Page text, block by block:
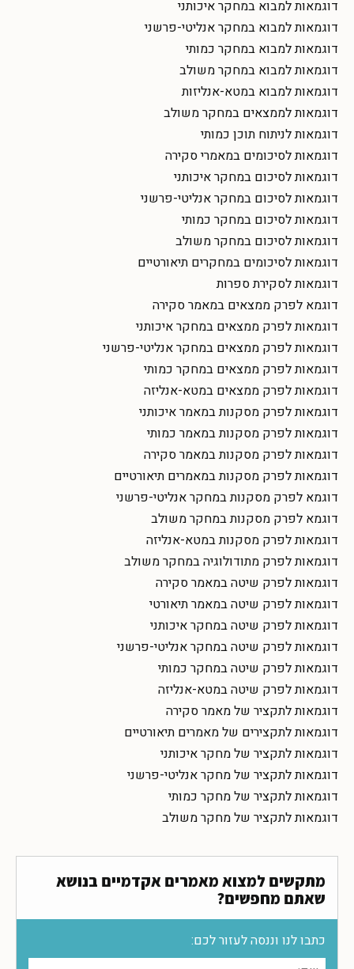
דוגמאות למבוא במחקר איכותני
דוגמאות למבוא במחקר אנליטי-פרשני
דוגמאות למבוא במחקר כמותי
דוגמאות למבוא במחקר משולב
דוגמאות למבוא במטא-אנליזות
דוגמאות לממצאים במחקר משולב
דוגמאות לניתוח תוכן כמותי
דוגמאות לסיכומים במאמרי סקירה
דוגמאות לסיכום במחקר איכותני
דוגמאות לסיכום במחקר אנליטי-פרשני
דוגמאות לסיכום במחקר כמותי
דוגמאות לסיכום במחקר משולב
דוגמאות לסיכומים במחקרים תיאורטיים
דוגמאות לסקירת ספרות
דוגמא לפרק ממצאים במאמר סקירה
דוגמאות לפרק ממצאים במחקר איכותני
דוגמאות לפרק ממצאים במחקר אנליטי-פרשני
דוגמאות לפרק ממצאים במחקר כמותי
דוגמאות לפרק ממצאים במטא-אנליזה
דוגמאות לפרק מסקנות במאמר איכותני
דוגמאות לפרק מסקנות במאמר כמותי
דוגמאות לפרק מסקנות במאמר סקירה
דוגמאות לפרק מסקנות במאמרים תיאורטיים
דוגמא לפרק מסקנות במחקר אנליטי-פרשני
דוגמא לפרק מסקנות במחקר משולב
דוגמאות לפרק מסקנות במטא-אנליזה
דוגמאות לפרק מתודולוגיה במחקר משולב
דוגמאות לפרק שיטה במאמר סקירה
דוגמאות לפרק שיטה במאמר תיאורטי
דוגמאות לפרק שיטה במחקר איכותני
דוגמאות לפרק שיטה במחקר אנליטי-פרשני
דוגמאות לפרק שיטה במחקר כמותי
דוגמאות לפרק שיטה במטא-אנליזה
דוגמאות לתקציר של מאמר סקירה
דוגמאות לתקצירים של מאמרים תיאורטיים
דוגמאות לתקציר של מחקר איכותני
דוגמאות לתקציר של מחקר אנליטי-פרשני
דוגמאות לתקציר של מחקר כמותי
דוגמאות לתקציר של מחקר משולב
מתקשים למצוא מאמרים אקדמיים בנושא
שאתם מחפשים?
כתבו לנו וננסה לעזור לכם: